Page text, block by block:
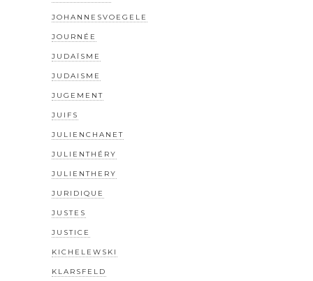
JOHANNESVOEGELE
JOURNÉE
JUDAÏSME
JUDAISME
JUGEMENT
JUIFS
JULIENCHANET
JULIENTHÉRY
JULIENTHERY
JURIDIQUE
JUSTES
JUSTICE
KICHELEWSKI
KLARSFELD